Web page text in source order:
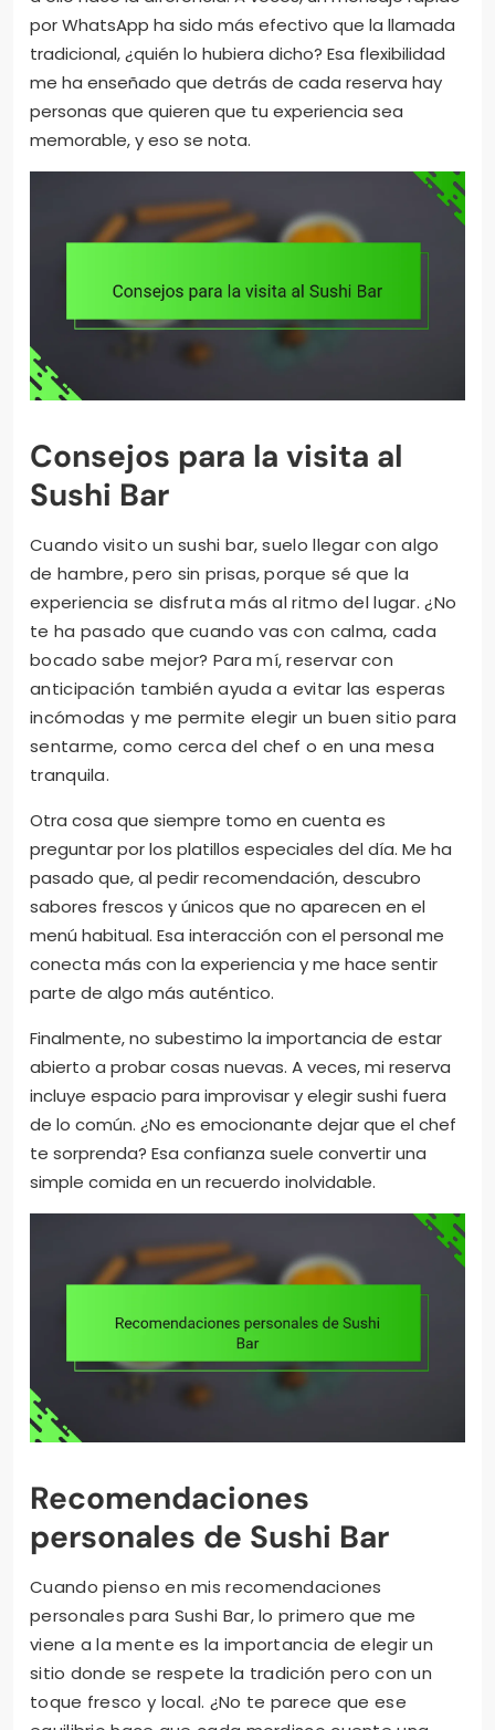
por WhatsApp ha sido más efectivo que la llamada
tradicional, ¿quién lo hubiera dicho? Esa flexibilidad
me ha enseñado que detrás de cada reserva hay
personas que quieren que tu experiencia sea
memorable, y eso se nota.
Consejos para la visita al
Sushi Bar
Cuando visito un sushi bar, suelo llegar con algo
de hambre, pero sin prisas, porque sé que la
experiencia se disfruta más al ritmo del lugar. ¿No
te ha pasado que cuando vas con calma, cada
bocado sabe mejor? Para mí, reservar con
anticipación también ayuda a evitar las esperas
incómodas y me permite elegir un buen sitio para
sentarme, como cerca del chef o en una mesa
tranquila.
Otra cosa que siempre tomo en cuenta es
preguntar por los platillos especiales del día. Me ha
pasado que, al pedir recomendación, descubro
sabores frescos y únicos que no aparecen en el
menú habitual. Esa interacción con el personal me
conecta más con la experiencia y me hace sentir
parte de algo más auténtico.
Finalmente, no subestimo la importancia de estar
abierto a probar cosas nuevas. A veces, mi reserva
incluye espacio para improvisar y elegir sushi fuera
de lo común. ¿No es emocionante dejar que el chef
te sorprenda? Esa confianza suele convertir una
simple comida en un recuerdo inolvidable.
Recomendaciones
personales de Sushi Bar
Cuando pienso en mis recomendaciones
personales para Sushi Bar, lo primero que me
viene a la mente es la importancia de elegir un
sitio donde se respete la tradición pero con un
toque fresco y local. ¿No te parece que ese